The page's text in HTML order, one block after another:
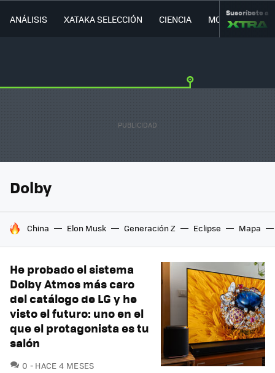
ANÁLISIS XATAKA SELECCIÓN CIENCIA MOVILIDAD
Suscríbete a
Dolby
HOY SE HABLA DE
China Elon Musk Generación Z Eclipse Mapa
He probado el sistema
Dolby Atmos más caro
del catálogo de LG y he
visto el futuro: uno en el
que el protagonista es tu
salón
0 COMENTARIOS
HACE 4 MESES